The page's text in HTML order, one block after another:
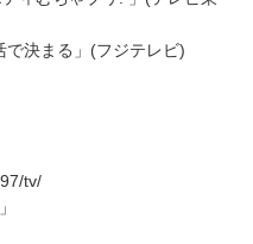
で決まる」(フジテレビ)
tv/